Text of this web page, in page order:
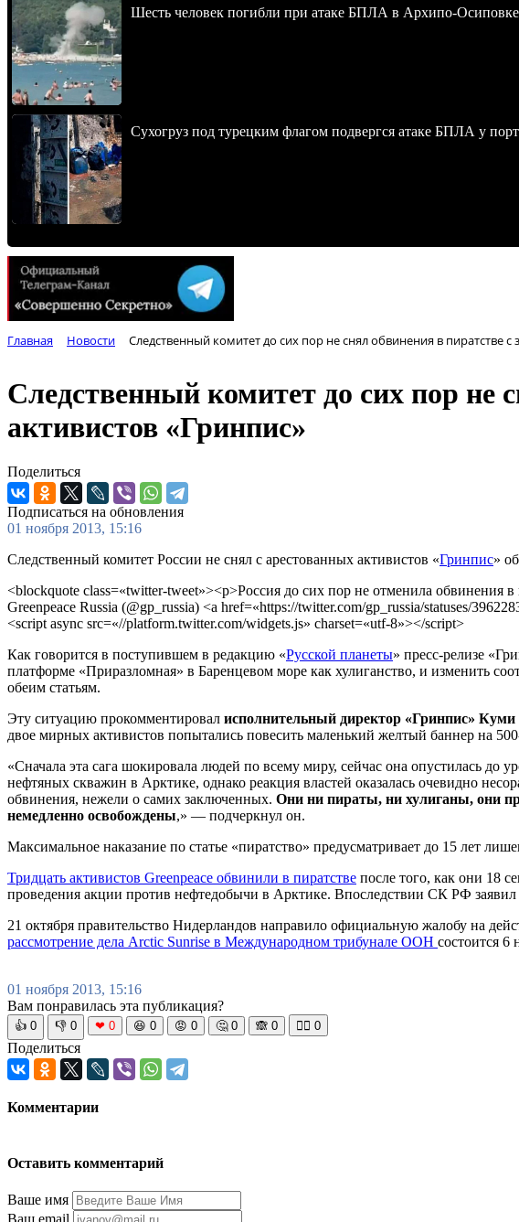
Шесть человек погибли при атаке БПЛА в Архипо-
Сухогруз под турецким флагом подвергся атаке БПЛА у
Главная Новости Следственный комитет до сих пор не снял обвинения в пиратстве
Следственный комитет до сих пор не
активистов «Гринпис»
Поделиться
Подписаться на обновления
01 ноября 2013, 15:16
Следственный комитет России не снял с арестованных активистов «Гринпис»
<blockquote class=«twitter-tweet»><p>Россия до сих пор не отменила
Greenpeace Russia (@gp_russia) <a href=«https://twitter.com/gp_russia/statuses/
<script async src=«//platform.twitter.com/widgets.js» charset=«utf-8»></script>
Как говорится в поступившем в редакцию «Русской планеты» пресс-релизе
платформе «Приразломная» в Баренцевом море как хулиганство, и изменить
обеим статьям.
Эту ситуацию прокомментировал исполнительный директор «Гринпис»
двое мирных активистов попытались повесить маленький желтый баннер на
«Сначала эта сага шокировала людей по всему миру, сейчас она опустилась до
нефтяных скважин в Арктике, однако реакция властей оказалась очевидно
обвинения, нежели о самих заключенных. Они ни пираты, ни хулиганы, они
немедленно освобождены,» — подчеркнул он.
Максимальное наказание по статье «пиратство» предусматривает до 15 лет
Тридцать активистов Greenpeace обвинили в пиратстве после того, как они 18
проведения акции против нефтедобычи в Арктике. Впоследствии СК РФ заявил
21 октября правительство Нидерландов направило официальную жалобу на
рассмотрение дела Arctic Sunrise в Международном трибунале ООН состоится 6
01 ноября 2013, 15:16
Вам понравилась эта публикация?
👍 0 👎 0 ❤ 0 😆 0 😡 0 🤔 0 🙈 0 🧘‍♀️ 0
Поделиться
Комментарии
Оставить комментарий
Ваше имя